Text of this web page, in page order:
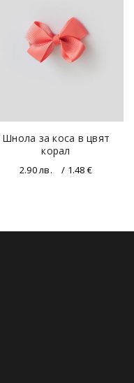
Шнола за коса в цвят
корал
2.90лв. / 1.48 €